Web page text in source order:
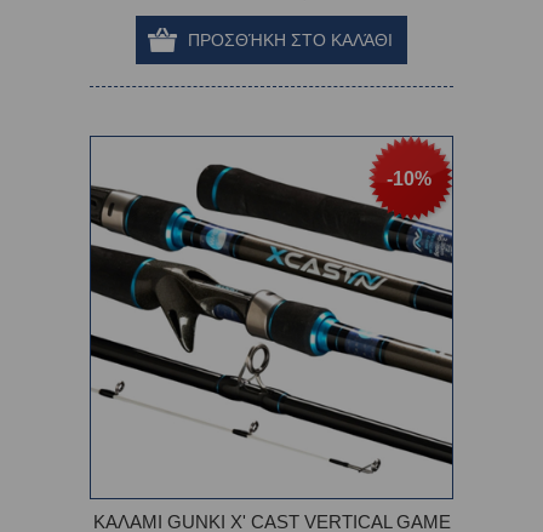
-10%
ΚΑΛΑΜΙ GUNKI X' CAST VERTICAL GAME